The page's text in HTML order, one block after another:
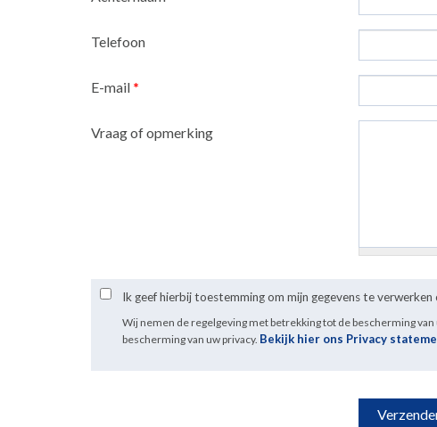
Telefoon
E-mail *
Vraag of opmerking
Ik geef hierbij toestemming om mijn gegevens te
Wij nemen de regelgeving met betrekking tot de bescherming
bescherming van uw privacy. Bekijk hier ons Privacy